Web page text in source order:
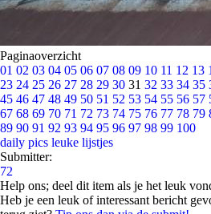
Paginaoverzicht
01 02 03 04 05 06 07 08 09 10 11 12 13
23 24 25 26 27 28 29 30 31 32 33 34 35
45 46 47 48 49 50 51 52 53 54 55 56 57
67 68 69 70 71 72 73 74 75 76 77 78 79
89 90 91 92 93 94 95 96 97 98 99 100
daily pics leuke lijstjes
Submitter:
72
Help ons; deel dit item als je het leuk
Heb je een leuk of interessant bericht